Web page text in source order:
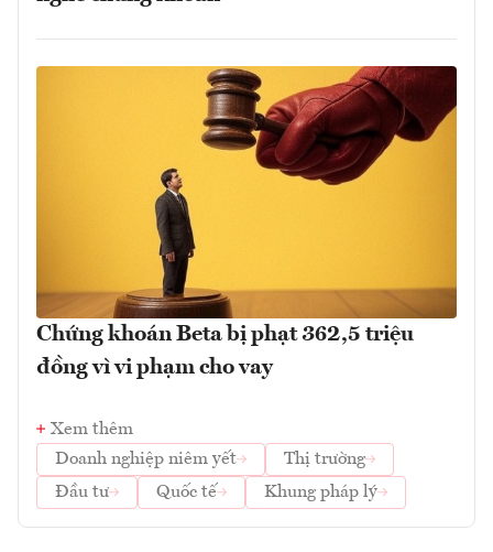
Chứng khoán Beta bị phạt 362,5 triệu
đồng vì vi phạm cho vay
Xem thêm
Doanh nghiệp niêm yết
Thị trường
Đầu tư
Quốc tế Khung pháp lý